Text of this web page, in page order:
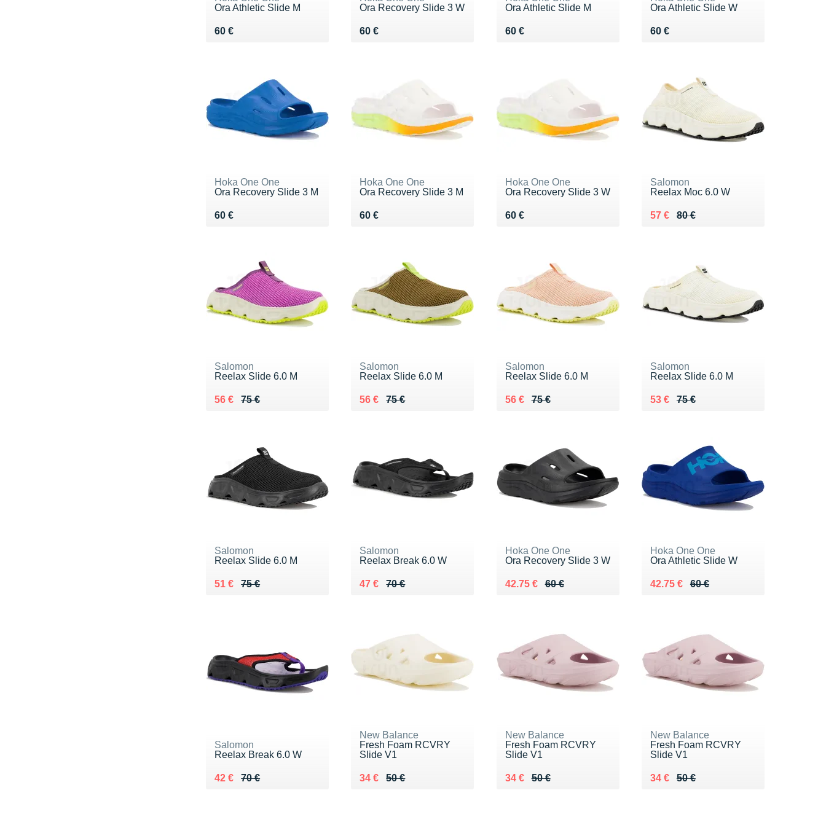
Ora Athletic Slide M
60 €
Vendu 60 €
Ora Recovery Slide 3 W
60 €
Vendu 60 €
Ora Athletic Slide M
60 €
Vendu 60 €
Ora Athletic Slide W
60 €
Vendu 60 €
Hoka One One
Ora Recovery Slide 3 M
60 €
Vendu 60 €
Hoka One One
Ora Recovery Slide 3 M
60 €
Vendu 60 €
Hoka One One
Ora Recovery Slide 3 W
60 €
Vendu 60 €
Salomon
Reelax Moc 6.0 W
80 €
Au lieu de 80 €
57 €
Vendu 57 €
Salomon
Reelax Slide 6.0 M
75 €
Au lieu de 75 €
56 €
Vendu 56 €
Salomon
Reelax Slide 6.0 M
75 €
Au lieu de 75 €
56 €
Vendu 56 €
Salomon
Reelax Slide 6.0 M
75 €
Au lieu de 75 €
56 €
Vendu 56 €
Salomon
Reelax Slide 6.0 M
75 €
Au lieu de 75 €
53 €
Vendu 53 €
Salomon
Reelax Slide 6.0 M
75 €
Au lieu de 75 €
51 €
Vendu 51 €
Salomon
Reelax Break 6.0 W
70 €
Au lieu de 70 €
47 €
Vendu 47 €
Hoka One One
Ora Recovery Slide 3 W
60 €
Au lieu de 60 €
42.75 €
Vendu 42.75 €
Hoka One One
Ora Athletic Slide W
60 €
Au lieu de 60 €
42.75 €
Vendu 42.75 €
Salomon
Reelax Break 6.0 W
70 €
Au lieu de 70 €
42 €
Vendu 42 €
New Balance
Fresh Foam RCVRY
Slide V1
50 €
Au lieu de 50 €
34 €
Vendu 34 €
New Balance
Fresh Foam RCVRY
Slide V1
50 €
Au lieu de 50 €
34 €
Vendu 34 €
New Balance
Fresh Foam RCVRY
Slide V1
50 €
Au lieu de 50 €
34 €
Vendu 34 €